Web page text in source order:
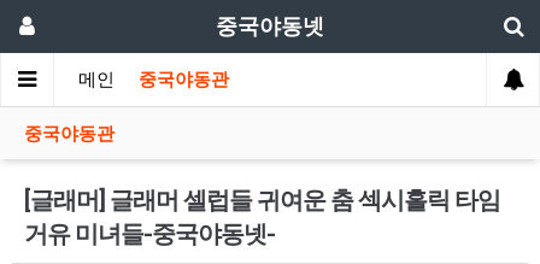
중국야동넷
메인 중국야동관
중국야동관
[글래머] 글래머 셀럽들 귀여운 춤 섹시홀릭 타임
거유 미녀들-중국야동넷-